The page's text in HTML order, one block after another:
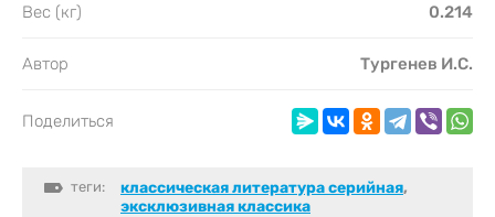
Вес (кг) 0.214
Автор Тургенев И.С.
Поделиться
теги: классическая литература серийная,
эксклюзивная классика